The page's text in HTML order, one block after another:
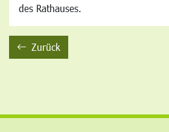
des Rathauses.
backward Zurück